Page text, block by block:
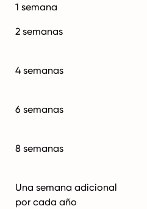
1 semana
2 semanas
4 semanas
6 semanas
8 semanas
Una semana adicional
por cada año